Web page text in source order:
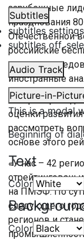
Subtitles
subtitles settings
subtitles off,
Audio Track
Picture-in-
This is a modal
Beginning of
Text
Color
Color
зарубежные
празднования
Отечественной
российские
самыми
иностранные
В марте
оценки
рассмотреть
основе этого
«У нас – 42
на ПМЭФ. По
следующего
регионов и